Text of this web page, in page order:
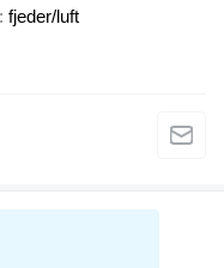
fjeder/luft